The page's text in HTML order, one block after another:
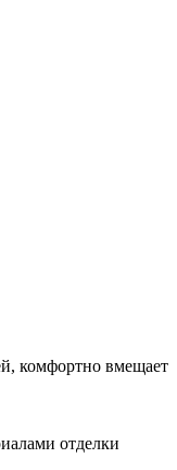
комфортно вмещает
отделки